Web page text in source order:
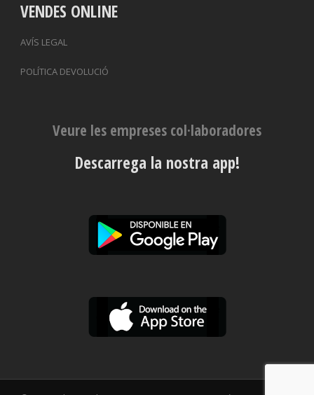
VENDES ONLINE
AVÍS LEGAL
POLÍTICA DEVOLUCIÓ
Veure les empreses col·laboradores
Descarrega la nostra app!